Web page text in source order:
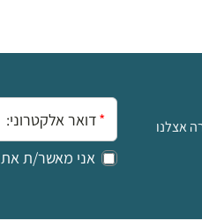
אצלנו
אימייל:
אני מאשר/ת את